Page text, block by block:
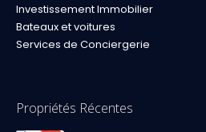
Investissement Immobilier
Bateaux et voitures
Services de Conciergerie
Propriétés Récentes